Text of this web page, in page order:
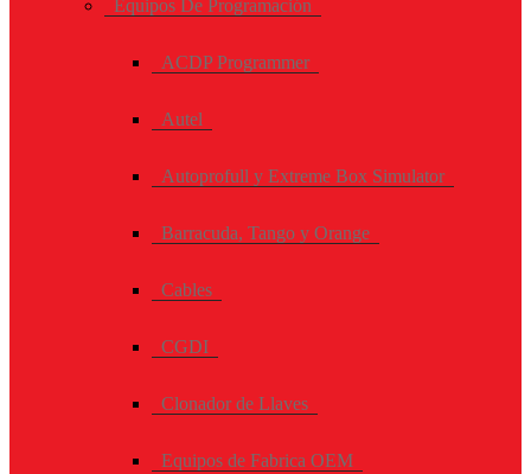
Equipos De Programación
ACDP Programmer
Autel
Autoprofull y Extreme Box Simulator
Barracuda, Tango y Orange
Cables
CGDI
Clonador de Llaves
Equipos de Fabrica OEM